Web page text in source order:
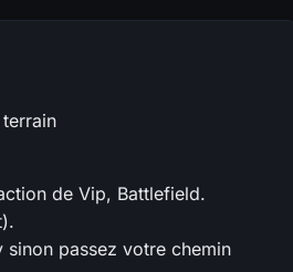
de Vip, Battlefield.
sinon passez votre chemin